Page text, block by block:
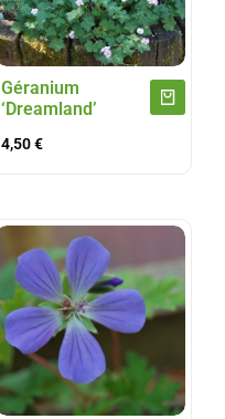
Géranium
‘Dreamland’
4,50€